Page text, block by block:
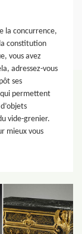
la concurrence,
constitution
vous avez
adressez-vous
ses
qui permettent
vide-grenier.
mieux vous